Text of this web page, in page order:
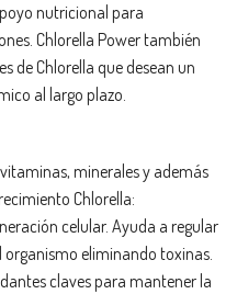
nutricional para
Chlorella Power también
de Chlorella que desean un
al largo plazo.
minerales y además
Chlorella:
celular. Ayuda a regular
eliminando toxinas.
claves para mantener la